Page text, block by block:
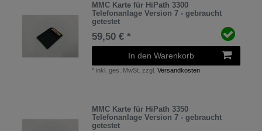
MMC Karte für HiPath 3300
Telefonanlage Version 7 - gebraucht
getestet
59,50 € *
In den Warenkorb
* inkl. ges. MwSt. zzgl.Versandkosten
MMC Karte für HiPath 3350
Telefonanlage Version 7 - gebraucht
getestet